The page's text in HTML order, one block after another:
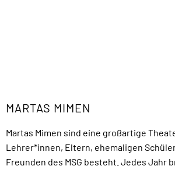
MARTAS MIMEN
Martas Mimen sind eine großartige
Lehrer*innen, Eltern, ehemaligen
Freunden des MSG besteht. Jedes Jahr